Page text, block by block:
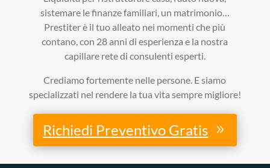
sistemare le finanze familiari, un matrimonio…
Prestiter è il tuo alleato nei momenti che più
contano, con 28 anni di esperienza e la nostra
capillare rete di consulenti esperti.
Crediamo fortemente nelle persone. E siamo
specializzati nel rendere la tua vita sempre migliore!
Richiedi Preventivo Gratis